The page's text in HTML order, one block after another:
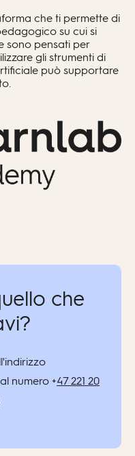
che ti permette di
su cui si
sono pensati per
gli strumenti di
può supportare
che
numero +47 221 20